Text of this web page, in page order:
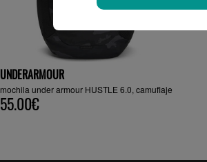
UNDERARMOUR
mochila under armour HUSTLE 6.0, camuflaje
55.00€